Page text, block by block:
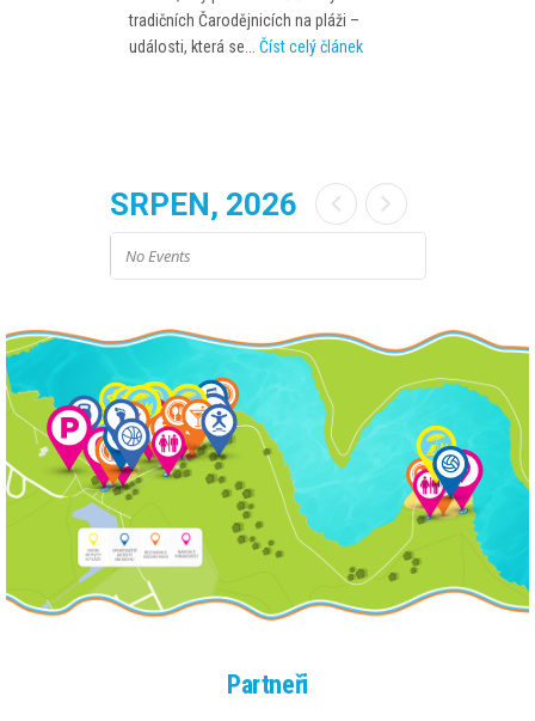
tradičních Čarodějnicích na pláži –
události, která se... Číst celý článek
SRPEN, 2026
No Events
Partneři